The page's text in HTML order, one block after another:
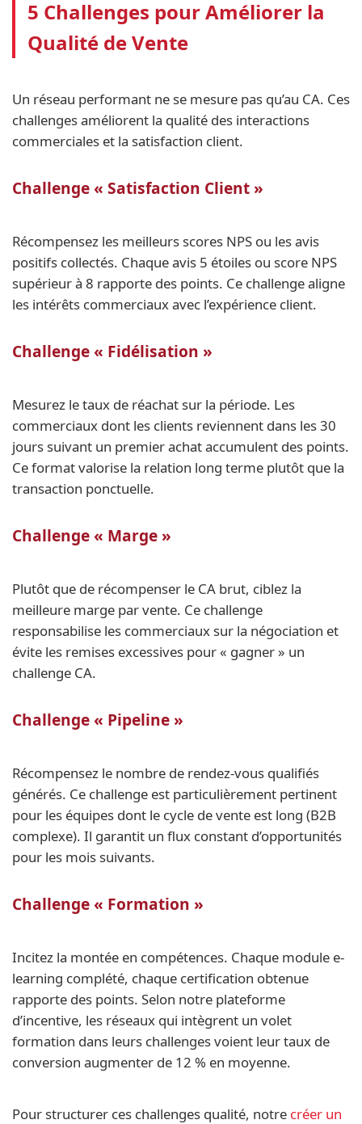
5 Challenges pour Améliorer la
Qualité de Vente
Un réseau performant ne se mesure pas qu’au CA. Ces
challenges améliorent la qualité des interactions
commerciales et la satisfaction client.
Challenge « Satisfaction Client »
Récompensez les meilleurs scores NPS ou les avis
positifs collectés. Chaque avis 5 étoiles ou score NPS
supérieur à 8 rapporte des points. Ce challenge aligne
les intérêts commerciaux avec l’expérience client.
Challenge « Fidélisation »
Mesurez le taux de réachat sur la période. Les
commerciaux dont les clients reviennent dans les 30
jours suivant un premier achat accumulent des points.
Ce format valorise la relation long terme plutôt que la
transaction ponctuelle.
Challenge « Marge »
Plutôt que de récompenser le CA brut, ciblez la
meilleure marge par vente. Ce challenge
responsabilise les commerciaux sur la négociation et
évite les remises excessives pour « gagner » un
challenge CA.
Challenge « Pipeline »
Récompensez le nombre de rendez-vous qualifiés
générés. Ce challenge est particulièrement pertinent
pour les équipes dont le cycle de vente est long (B2B
complexe). Il garantit un flux constant d’opportunités
pour les mois suivants.
Challenge « Formation »
Incitez la montée en compétences. Chaque module e-
learning complété, chaque certification obtenue
rapporte des points. Selon notre plateforme
d’incentive, les réseaux qui intègrent un volet
formation dans leurs challenges voient leur taux de
conversion augmenter de 12 % en moyenne.
Pour structurer ces challenges qualité, notre créer un